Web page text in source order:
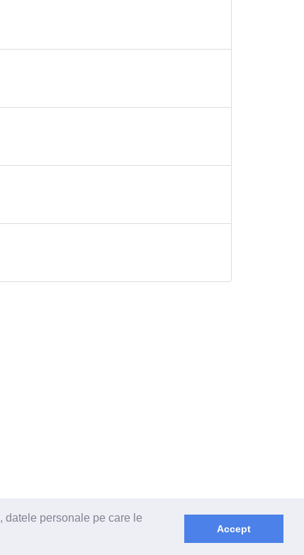
datele personale pe care le
Accept